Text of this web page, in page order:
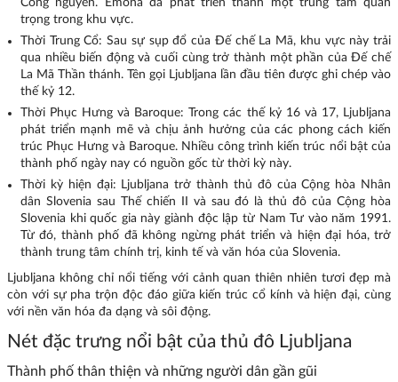
Công nguyên. Emona đã phát triển thành một trung tâm quan
trọng trong khu vực.
Thời Trung Cổ: Sau sự sụp đổ của Đế chế La Mã, khu vực này trải
qua nhiều biến động và cuối cùng trở thành một phần của Đế chế
La Mã Thần thánh. Tên gọi Ljubljana lần đầu tiên được ghi chép vào
thế kỷ 12.
Thời Phục Hưng và Baroque: Trong các thế kỷ 16 và 17, Ljubljana
phát triển mạnh mẽ và chịu ảnh hưởng của các phong cách kiến
trúc Phục Hưng và Baroque. Nhiều công trình kiến trúc nổi bật của
thành phố ngày nay có nguồn gốc từ thời kỳ này.
Thời kỳ hiện đại: Ljubljana trở thành thủ đô của Cộng hòa Nhân
dân Slovenia sau Thế chiến II và sau đó là thủ đô của Cộng hòa
Slovenia khi quốc gia này giành độc lập từ Nam Tư vào năm 1991.
Từ đó, thành phố đã không ngừng phát triển và hiện đại hóa, trở
thành trung tâm chính trị, kinh tế và văn hóa của Slovenia.
Ljubljana không chỉ nổi tiếng với cảnh quan thiên nhiên tươi đẹp mà
còn với sự pha trộn độc đáo giữa kiến trúc cổ kính và hiện đại, cùng
với nền văn hóa đa dạng và sôi động.
Nét đặc trưng nổi bật của thủ đô Ljubljana
Thành phố thân thiện và những người dân gần gũi